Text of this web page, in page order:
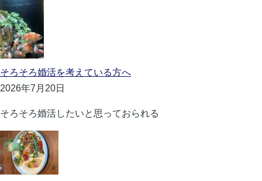
そろそろ婚活を考えている方へ
2026年7月20日
そろそろ婚活したいと思っておられる